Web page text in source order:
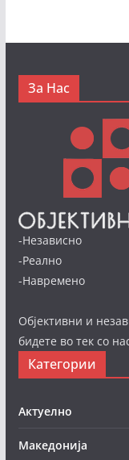
За Нас
-Независно
-Реално
-Навремено
Објективни и
бидете во тек со
Категории
Актуелно
Македонија